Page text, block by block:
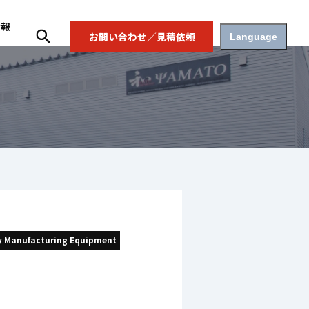
お問い合わせ／見積依頼 Language
Manufacturing Equipment